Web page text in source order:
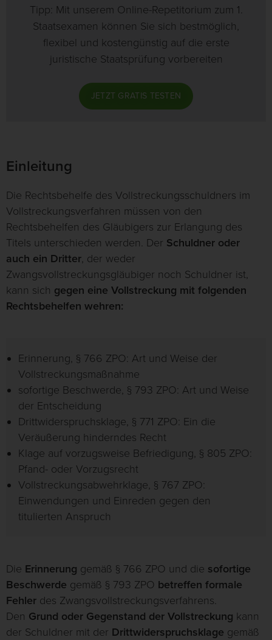
Tipp: Mit unserem Online-Repetitorium zum 1.
Staatsexamen können Sie sich bestmöglich,
flexibel und kostengünstig auf die erste
juristische Staatsprüfung vorbereiten
JETZT GRATIS TESTEN
Einleitung
Die Rechtsbehelfe des Vollstreckungsschuldners im
Vollstreckungsverfahren müssen von den
Rechtsbehelfen des Gläubigers zur Erlangung des
Titels unterschieden werden. Der Schuldner oder
auch ein Dritter, der weder
Zwangsvollstreckungsgläubiger noch Schuldner ist,
kann sich gegen eine Vollstreckung mit folgenden
Rechtsbehelfen wehren:
Erinnerung, § 766 ZPO: Art und Weise der
Vollstreckungsmaßnahme
sofortige Beschwerde, § 793 ZPO: Art und Weise
der Entscheidung
Drittwiderspruchsklage, § 771 ZPO: Ein die
Veräußerung hinderndes Recht
Klage auf vorzugsweise Befriedigung, § 805 ZPO:
Pfand- oder Vorzugsrecht
Vollstreckungsabwehrklage, § 767 ZPO:
Einwendungen und Einreden gegen den
titulierten Anspruch
Die Erinnerung gemäß § 766 ZPO und die sofortige
Beschwerde gemäß § 793 ZPO betreffen formale
Fehler des Zwangsvollstreckungsverfahrens.
Den Grund oder Gegenstand der Vollstreckung kann
der Schuldner mit der Drittwiderspruchsklage gemäß